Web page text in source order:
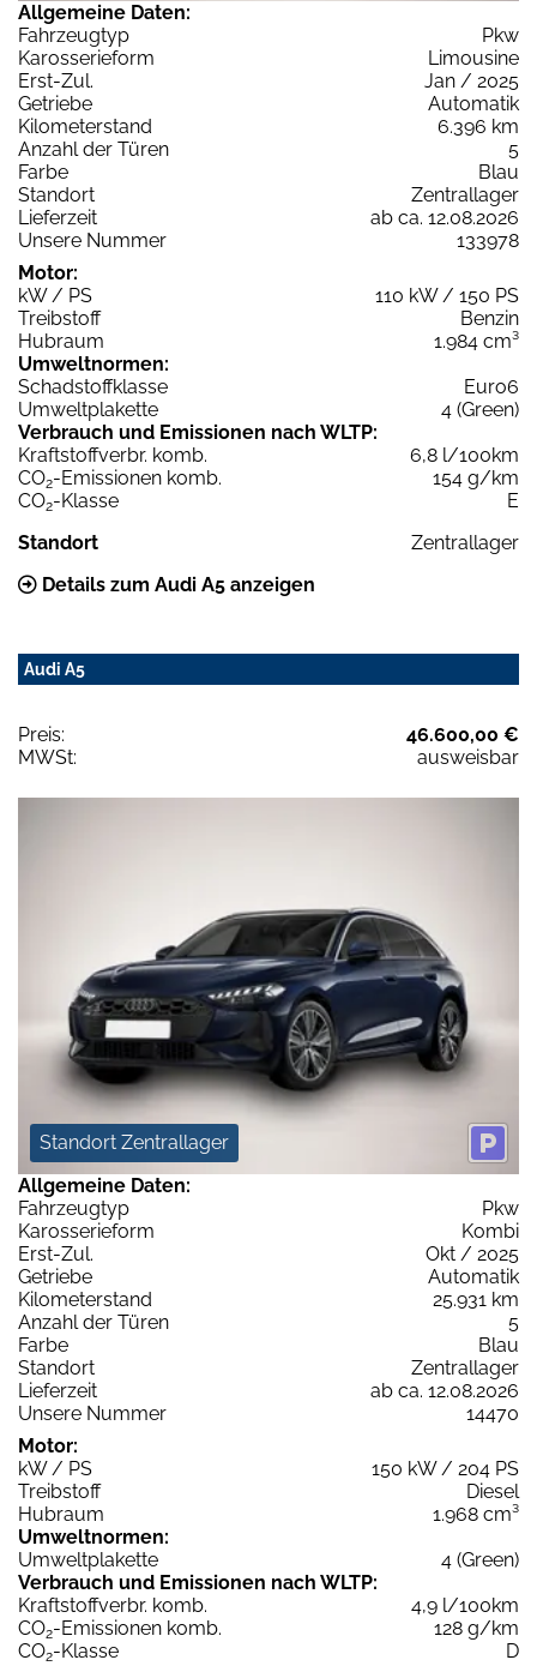
Allgemeine Daten:
Fahrzeugtyp
Pkw
Karosserieform
Limousine
Erst-Zul.
Jan / 2025
Getriebe
Automatik
Kilometerstand
6.396 km
Anzahl der Türen
5
Farbe
Blau
Standort
Zentrallager
Lieferzeit
ab ca. 12.08.2026
Unsere Nummer
133978
Motor:
kW / PS
110 kW / 150 PS
Treibstoff
Benzin
Hubraum
1.984 cm³
Umweltnormen:
Schadstoffklasse
Euro6
Umweltplakette
4 (Green)
Verbrauch und Emissionen nach WLTP:
Kraftstoffverbr. komb.
6,8 l/100km
CO2-Emissionen komb.
154 g/km
CO2-Klasse
E
Standort
Zentrallager
Details zum Audi A5 anzeigen
Audi A5
Preis:
46.600,00 €
MWSt:
ausweisbar
Standort Zentrallager
Allgemeine Daten:
Fahrzeugtyp
Pkw
Karosserieform
Kombi
Erst-Zul.
Okt / 2025
Getriebe
Automatik
Kilometerstand
25.931 km
Anzahl der Türen
5
Farbe
Blau
Standort
Zentrallager
Lieferzeit
ab ca. 12.08.2026
Unsere Nummer
14470
Motor:
kW / PS
150 kW / 204 PS
Treibstoff
Diesel
Hubraum
1.968 cm³
Umweltnormen:
Umweltplakette
4 (Green)
Verbrauch und Emissionen nach WLTP:
Kraftstoffverbr. komb.
4,9 l/100km
CO2-Emissionen komb.
128 g/km
CO2-Klasse
D